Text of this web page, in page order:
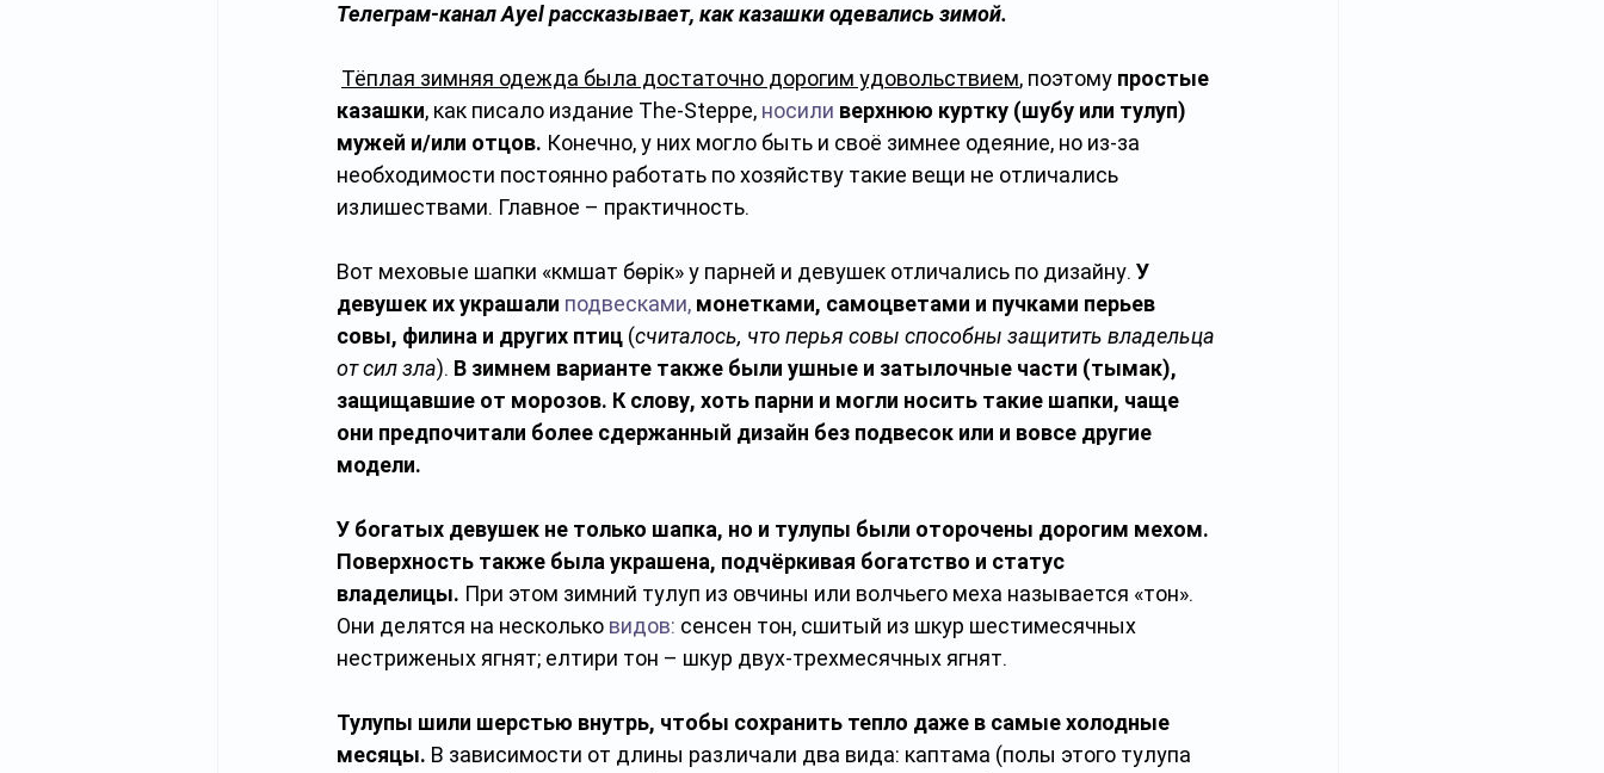
Телеграм-канал Ayel рассказывает, как казашки одевались зимой.
Тёплая зимняя одежда была достаточно дорогим удовольствием, поэтому простые
казашки, как писало издание The-Steppe, носили верхнюю куртку (шубу или тулуп)
мужей и/или отцов. Конечно, у них могло быть и своё зимнее одеяние, но из-за
необходимости постоянно работать по хозяйству такие вещи не отличались
излишествами. Главное – практичность.
Вот меховые шапки «кәмшат бөрік» у парней и девушек отличались по дизайну. У
девушек их украшали подвесками, монетками, самоцветами и пучками перьев
совы, филина и других птиц (считалось, что перья совы способны защитить владельца
от сил зла). В зимнем варианте также были ушные и затылочные части (тымак),
защищавшие от морозов. К слову, хоть парни и могли носить такие шапки, чаще
они предпочитали более сдержанный дизайн без подвесок или и вовсе другие
модели.
У богатых девушек не только шапка, но и тулупы были оторочены дорогим мехом.
Поверхность также была украшена, подчёркивая богатство и статус
владелицы. При этом зимний тулуп из овчины или волчьего меха называется «тон».
Они делятся на несколько видов: сенсен тон, сшитый из шкур шестимесячных
нестриженых ягнят; елтири тон – шкур двух-трехмесячных ягнят.
Тулупы шили шерстью внутрь, чтобы сохранить тепло даже в самые холодные
месяцы. В зависимости от длины различали два вида: каптама (полы этого тулупа